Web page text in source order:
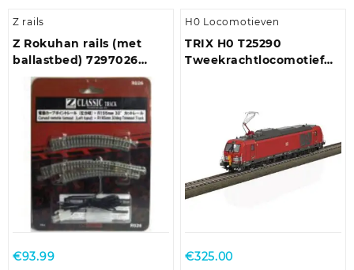
Z rails
Z Rokuhan rails (met
ballastbed) 7297026
Gebogen wissel,
Elektrisch, Links 30 ° 195
mm, 220 mm 1 stuk(s)
€93.99
H0 Locomotieven
TRIX H0 T25290
Tweekrachtlocomotief
€325.00